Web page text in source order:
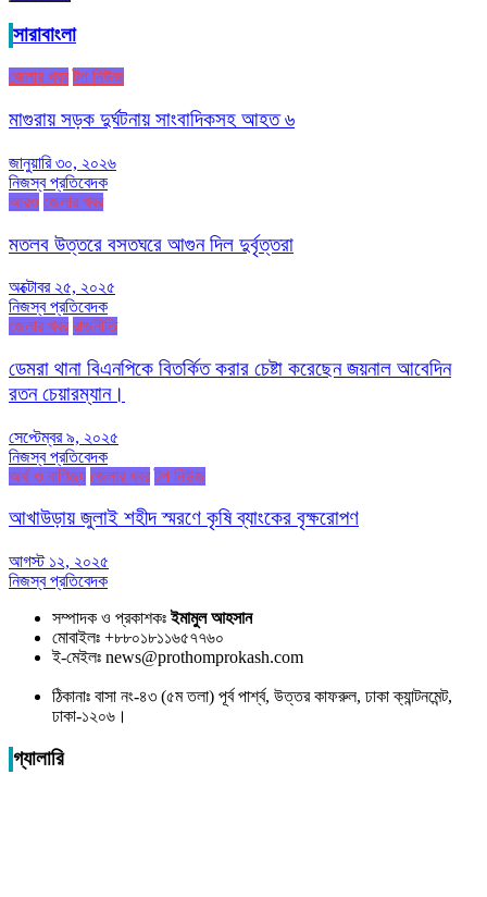
সারাবাংলা
জেলার খবর টপ নিউজ
মাগুরায় সড়ক দুর্ঘটনায় সাংবাদিকসহ আহত ৬
জানুয়ারি ৩০, ২০২৬
নিজস্ব প্রতিবেদক
আরও জেলার খবর
মতলব উত্তরে বসতঘরে আগুন দিল দুর্বৃত্তরা
অক্টোবর ২৫, ২০২৫
নিজস্ব প্রতিবেদক
জেলার খবর রাজনীতি
ডেমরা থানা বিএনপিকে বিতর্কিত করার চেষ্টা করেছেন জয়নাল আবেদিন
রতন চেয়ারম্যান।
সেপ্টেম্বর ৯, ২০২৫
নিজস্ব প্রতিবেদক
অর্থ ও বাণিজ্য জেলার খবর টপ নিউজ
আখাউড়ায় জুলাই শহীদ স্মরণে কৃষি ব্যাংকের বৃক্ষরোপণ
আগস্ট ১২, ২০২৫
নিজস্ব প্রতিবেদক
সম্পাদক ও প্রকাশকঃইমামুল আহসান
মোবাইলঃ +৮৮০১৮১১৬৫৭৭৬০
ই-মেইলঃ news@prothomprokash.com
ঠিকানাঃ বাসা নং-৪৩ (৫ম তলা) পূর্ব পার্শ্ব, উত্তর কাফরুল, ঢাকা ক্যান্টনমেন্ট,
ঢাকা-১২০৬।
গ্যালারি